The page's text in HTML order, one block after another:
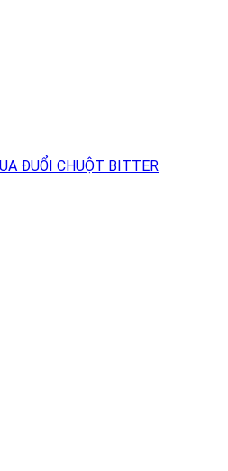
ĐUỔI CHUỘT BITTER